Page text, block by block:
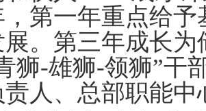
，第一年重点给
。第三年成长为
狮-雄狮-领狮”干
人、总部职能中